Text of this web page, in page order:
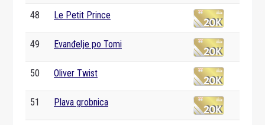
48 Le Petit Prince
49 Evanđelje po Tomi
50 Oliver Twist
51 Plava grobnica